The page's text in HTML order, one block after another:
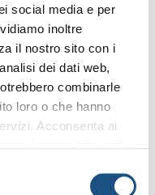
social media e per
inoltre
il nostro sito con i
dei dati web,
combinarle
loro o che hanno
Acconsenta ai